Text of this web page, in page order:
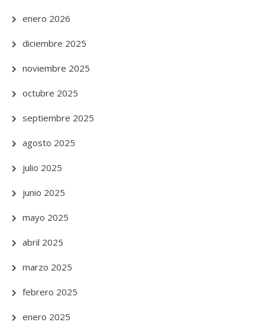
enero 2026
diciembre 2025
noviembre 2025
octubre 2025
septiembre 2025
agosto 2025
julio 2025
junio 2025
mayo 2025
abril 2025
marzo 2025
febrero 2025
enero 2025